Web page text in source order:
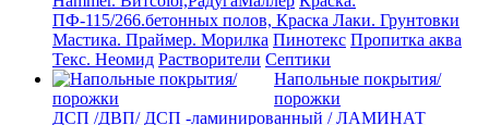
ПФ-115/266.бетонных полов, Краска Лаки. Грунтовки
Мастика. Праймер. Морилка Пинотекс Пропитка аква
Текс. Неомид Растворители Септики
Напольные покрытия/
порожки
ДСП /ДВП/ ДСП -ламинированный / ЛАМИНАТ